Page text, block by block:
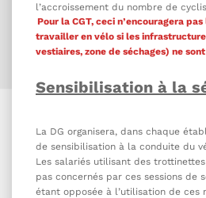
l’accroissement du nombre de
Pour la CGT, ceci n’encouragera
travailler en vélo si les
vestiaires, zone de séchages) ne
Sensibilisation à la
La DG organisera, dans chaque
de sensibilisation à la conduite du
Les salariés utilisant des
pas concernés par ces sessions de
étant opposée à l’utilisation de ces